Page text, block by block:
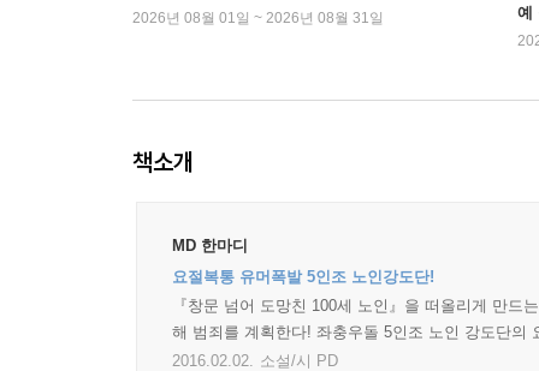
2026년 08월 01일 ~ 2026년 08월 31일
예
책소개
MD 한마디
요절복통 유머폭발 5인조 노인강도단!
『창문 넘어 도망친 100세 노인』을 떠올리게 만
해 범죄를 계획한다! 좌충우돌 5인조 노인 강도단의
2016.02.02. 소설/시 PD